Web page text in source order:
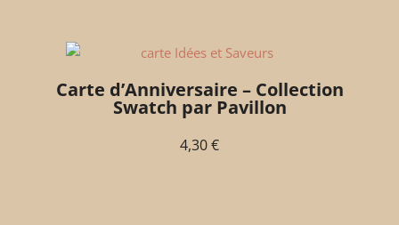
Carte d’Anniversaire – Collection
Swatch par Pavillon
4,30€